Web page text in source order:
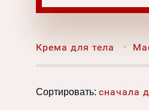
Крема для тела
Сортировать: сначала